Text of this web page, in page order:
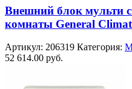
Внешний блок мульти
комнаты General
Артикул: 206319 Категория:
52 614.00 руб.